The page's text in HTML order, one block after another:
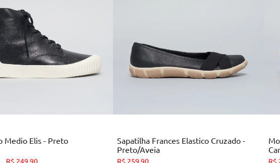
34 35 36
Medio Elis - Preto
R$ 249,90
Sapatilha Frances Elastico Cruzado -
Preto/Aveia
R$ 259,90 R$